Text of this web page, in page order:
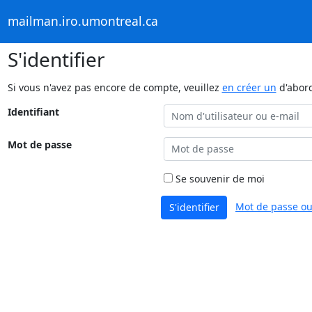
mailman.iro.umontreal.ca
S'identifier
Si vous n'avez pas encore de compte, veuillez en créer un
Identifiant
Mot de passe
Se souvenir de moi
S'identifier Mot de passe